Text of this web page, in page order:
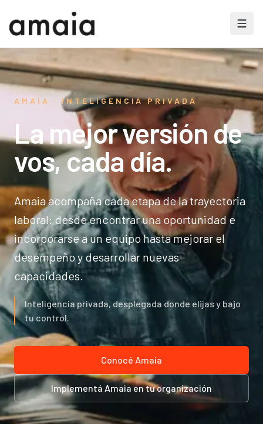
AMAIA · INTELIGENCIA PRIVADA
La mejor versión de
vos, cada día.
Amaia acompaña cada etapa de la trayectoria
laboral: desde encontrar una oportunidad e
incorporarse a un equipo hasta mejorar el
desempeño y desarrollar nuevas
capacidades.
Inteligencia privada, desplegada donde elijas y bajo
tu control.
Conocé Amaia
Implementá Amaia en tu organización